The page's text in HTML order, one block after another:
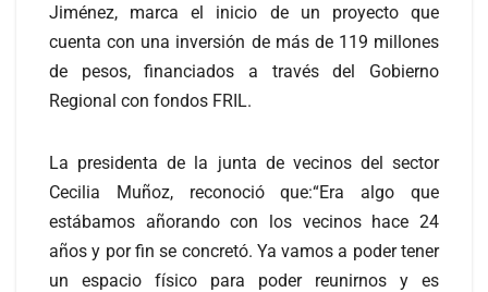
Jiménez, marca el inicio de un proyecto que
cuenta con una inversión de más de 119 millones
de pesos, financiados a través del Gobierno
Regional con fondos FRIL.
La presidenta de la junta de vecinos del sector
Cecilia Muñoz, reconoció que:“Era algo que
estábamos añorando con los vecinos hace 24
años y por fin se concretó. Ya vamos a poder tener
un espacio físico para poder reunirnos y es